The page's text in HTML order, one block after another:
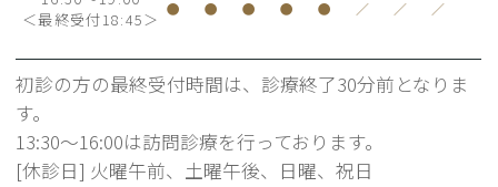
＜最終受付18:45＞
● ● ● ● ● ／ ／ ／
初診の方の最終受付時間は、診療終了30分前となりま
す。
13:30～16:00は訪問診療を行っております。
[休診日] 火曜午前、土曜午後、日曜、祝日